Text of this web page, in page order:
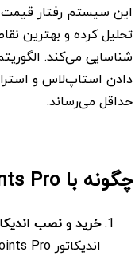
این سیستم رفتار
تحلیل کرده و بهترین
شناسایی می‌کند.
دادن استاپ‌لاس و
حداقل می‌رساند.
چگونه با Entry Points Pro معامله کنیم؟
خرید و نصب